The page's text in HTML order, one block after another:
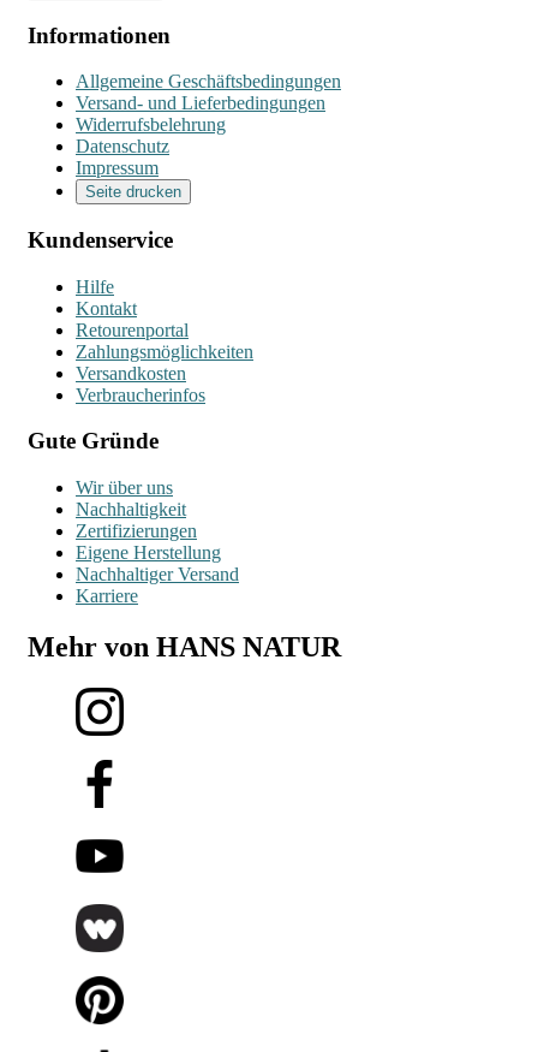
Informationen
Allgemeine Geschäftsbedingungen
Versand- und Lieferbedingungen
Widerrufsbelehrung
Datenschutz
Impressum
Seite drucken
Kundenservice
Hilfe
Kontakt
Retourenportal
Zahlungsmöglichkeiten
Versandkosten
Verbraucherinfos
Gute Gründe
Wir über uns
Nachhaltigkeit
Zertifizierungen
Eigene Herstellung
Nachhaltiger Versand
Karriere
Mehr von HANS NATUR